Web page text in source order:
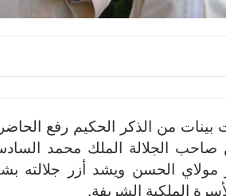
بينات من الذكر الحكيم رفع
صاحب الجلالة الملك محمد
مولاي الحسن ويشد أزر جلالته
الملكية الشريفة.